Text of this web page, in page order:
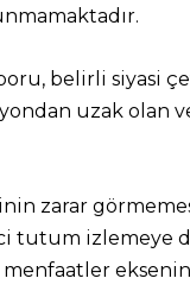
belirli siyasi
uzak olan
zarar
izlemeye